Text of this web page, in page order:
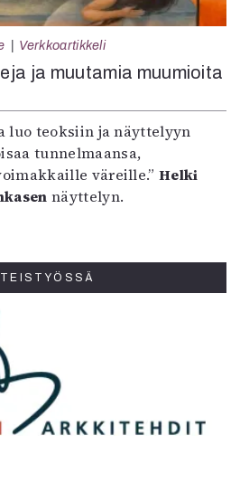
Verkkoartikkeli
ja muutamia muumioita
luo teoksiin ja näyttelyyn
tunnelmaansa,
väreille.”Helki
näyttelyn.